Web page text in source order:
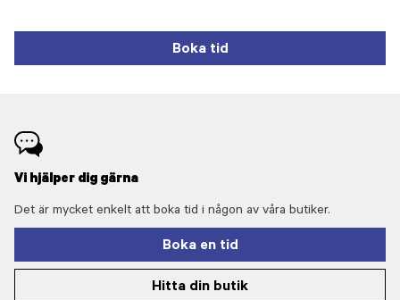
Boka tid
Vi hjälper dig gärna
Det är mycket enkelt att boka tid i någon av våra butiker.
Boka en tid
Hitta din butik